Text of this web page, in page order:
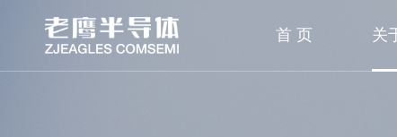
首 页 关